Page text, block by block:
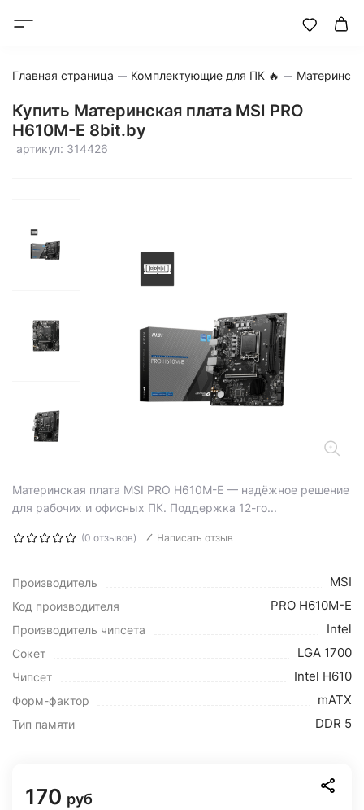
Главная страница Комплектующие для ПК 🔥
Купить Материнская плата MSI PRO
H610M-E 8bit.by
артикул: 314426
Материнская плата MSI PRO H610M-E — надёжное решение
для рабочих и офисных ПК. Поддержка 12-го...
(0 отзывов) Написать отзыв
Производитель MSI
Код производителя PRO H610M-E
Производитель чипсета Intel
Сокет LGA 1700
Чипсет Intel H610
Форм-фактор mATX
Тип памяти DDR 5
170 руб